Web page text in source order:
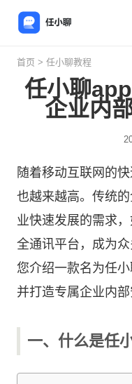
首页 > 任小聊教程
任小聊
企业内
随着移动互联网的
也越来越高。传统
业快速发展的需求
全通讯平台，成为
您介绍一款名为任小
并打造专属企业内部
一、什么是任